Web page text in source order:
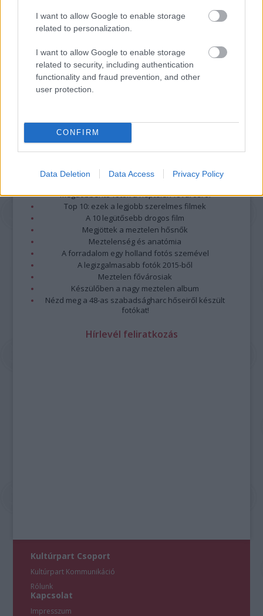
I want to allow Google to enable storage
related to personalization.
I want to allow Google to enable storage
related to security, including authentication
functionality and fraud prevention, and other
user protection.
CONFIRM
Data Deletion Data Access Privacy Policy
https://kulturpart.hu/api/trackback/id/7908900
Kommentek:
minősülnek, értük aszolgáltatás technikaiüzemeltetője semmilyen felelősséget
nem vállal, azokat nem ellenőrzi. Kifogás esetén forduljon a blog szerkesztőjéhez.
Részletek aFelhasználási feltételekbenés azadatvédelmi tájékoztatóban
Legolvasottabb
Megdöbbentő fotók a néptelen fővárosról
Top 10: ezek a legjobb szerelmes filmek
A 10 legütősebb drogos film
Megjöttek a meztelen hősnők
Meztelenség és anatómia
A forradalom egy holland fotós szemével
A legizgalmasabb fotók 2015-ből
Meztelen fővárosiak
Készülőben a nagy meztelen album
Nézd meg a 48-as szabadságharc hőseiről készült
fotókat!
Hírlevél feliratkozás
Kultúrpart Csoport
Kultúrpart Kommunikáció
Rólunk
Kapcsolat
Impresszum